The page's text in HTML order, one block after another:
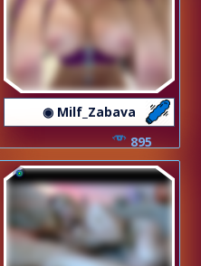
◉ Milf_Zabava
895